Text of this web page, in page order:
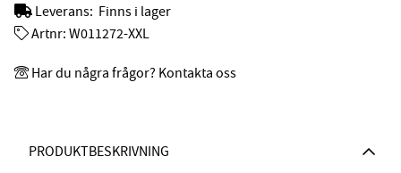
PRODUKTBESKRIVNING
Leverans: Finns i lager
Artnr: W011272-XXL
Har du några frågor? Kontakta oss